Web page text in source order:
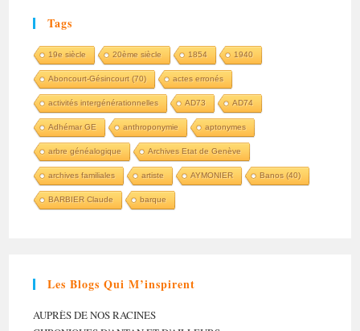
Tags
19e siècle 20ème siècle 1854 1940
Aboncourt-Gésincourt (70) actes erronés
activités intergénérationnelles AD73 AD74
Adhémar GE anthroponymie aptonymes
arbre généalogique Archives Etat de Genève
archives familiales artiste AYMONIER Banos (40)
BARBIER Claude barque
Les Blogs Qui M’inspirent
AUPRÈS DE NOS RACINES